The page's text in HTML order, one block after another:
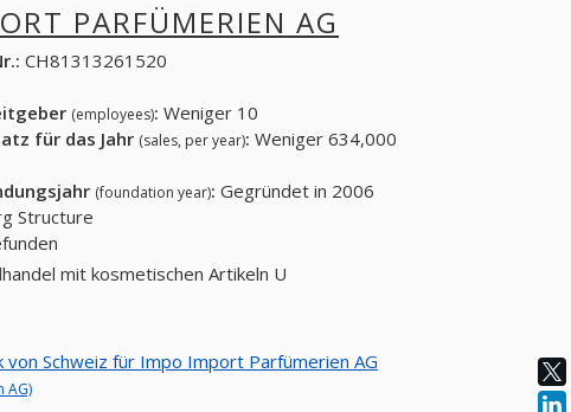
PARFÜMERIEN AG
CH81313261520
(employees): Weniger 10
für das Jahr (sales, per year): Weniger 634,000
(foundation year): Gegründet in 2006
Structure
mit kosmetischen Artikeln U
Schweiz für Impo Import Parfümerien AG
AG)